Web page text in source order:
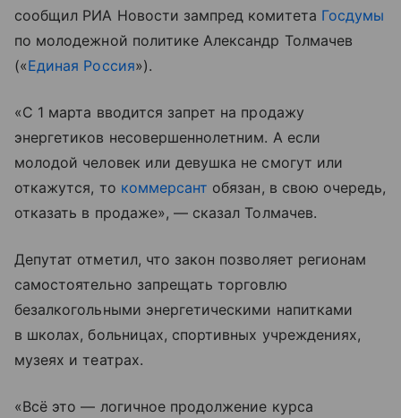
сообщил РИА Новости зампред комитета Госдумы
по молодежной политике Александр Толмачев
(«Единая Россия»).
«С 1 марта вводится запрет на продажу
энергетиков несовершеннолетним. А если
молодой человек или девушка не смогут или
откажутся, то коммерсант обязан, в свою очередь,
отказать в продаже», — сказал Толмачев.
Депутат отметил, что закон позволяет регионам
самостоятельно запрещать торговлю
безалкогольными энергетическими напитками
в школах, больницах, спортивных учреждениях,
музеях и театрах.
«Всё это — логичное продолжение курса